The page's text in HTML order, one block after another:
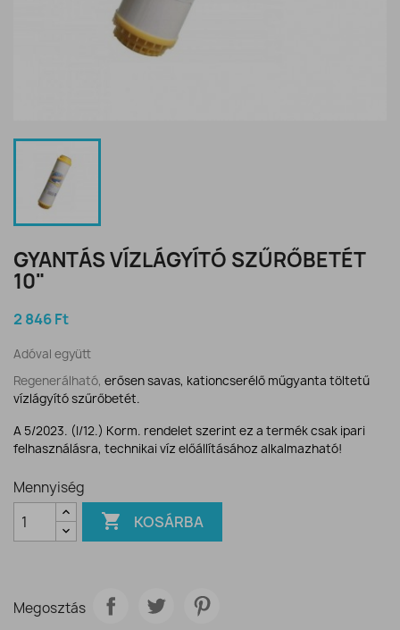
GYANTÁS VÍZLÁGYÍTÓ SZŰRŐBETÉT
10"
2 846 Ft
Adóval együtt
Regenerálható, erősen savas, kationcserélő műgyanta töltetű
vízlágyító szűrőbetét.
A 5/2023. (I/12.) Korm. rendelet szerint ez a termék csak ipari
felhasználásra, technikai víz előállításához alkalmazható!
Mennyiség
 KOSÁRBA
Megosztás